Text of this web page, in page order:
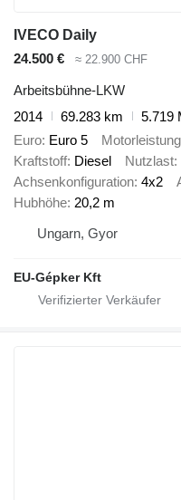
IVECO Daily
24.500 €
≈ 22.900 CHF
Arbeitsbühne-LKW
2014
69.283 km
5.719
Euro Euro 5 Motorleistung
Kraftstoff Diesel Nutzlast
Achsenkonfiguration 4x2
Hubhöhe 20,2 m
Ungarn, Gyor
EU-Gépker Kft